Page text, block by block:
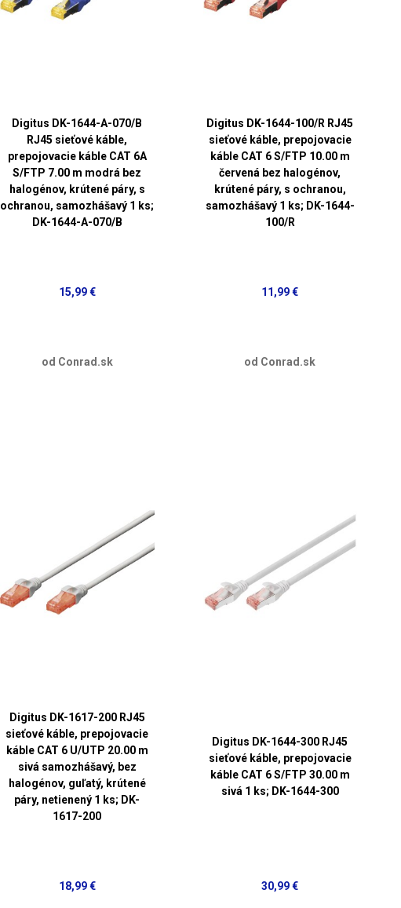
Digitus DK-1644-A-070/B
RJ45 sieťové káble,
prepojovacie káble CAT 6A
S/FTP 7.00 m modrá bez
halogénov, krútené páry, s
ochranou, samozhášavý 1 ks;
DK-1644-A-070/B
15,99 €
od Conrad.sk
Digitus DK-1644-100/R RJ45
sieťové káble, prepojovacie
káble CAT 6 S/FTP 10.00 m
červená bez halogénov,
krútené páry, s ochranou,
samozhášavý 1 ks; DK-1644-
100/R
11,99 €
od Conrad.sk
Digitus DK-1617-200 RJ45
sieťové káble, prepojovacie
káble CAT 6 U/UTP 20.00 m
sivá samozhášavý, bez
halogénov, guľatý, krútené
páry, netienený 1 ks; DK-
1617-200
18,99 €
Digitus DK-1644-300 RJ45
sieťové káble, prepojovacie
káble CAT 6 S/FTP 30.00 m
sivá 1 ks; DK-1644-300
30,99 €